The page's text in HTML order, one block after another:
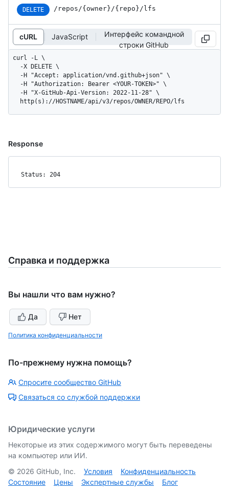
DELETE /repos/{owner}/{repo}/lfs
cURL JavaScript
Интерфейс командной
строки GitHub
curl -L \
  http(s)://HOSTNAME/api/v3/repos/OWNER/REPO/lfs
Response
Status: 204
Справка и поддержка
Вы нашли что вам нужно?
Да Нет
Политика конфиденциальности
По-прежнему нужна помощь?
Спросите сообщество GitHub
Связаться со службой поддержки
Юридические услуги
Некоторые из этих содержимого могут быть переведены
на компьютер или ИИ.
© 2026 GitHub, Inc. Условия
Конфиденциальность
Состояние
Цены Экспертные службы Блог